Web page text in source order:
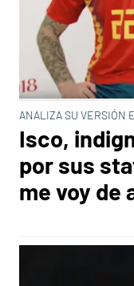
ANALIZA SU VERSIÓN
Isco,
por sus
me voy de